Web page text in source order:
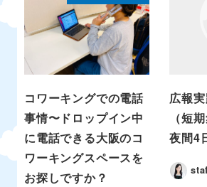
コワーキングでの電話
事情〜ドロップイン中
に電話できる大阪のコ
ワーキングスペースを
お探しですか？
広報
（短
夜間4